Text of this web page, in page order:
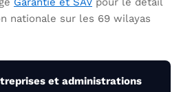
nationale sur les 69 wilayas
et administrations